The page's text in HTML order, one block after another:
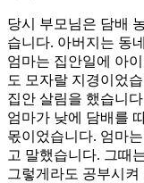
당시 부모님은 담배
습니다. 아버지는 동
엄마는 집안일에 아
도 모자랄 지경이었
집안 살림을 했습니
엄마가 낮에 담배를
몫이었습니다. 엄마
고 말했습니다. 그때
그렇게라도 공부시